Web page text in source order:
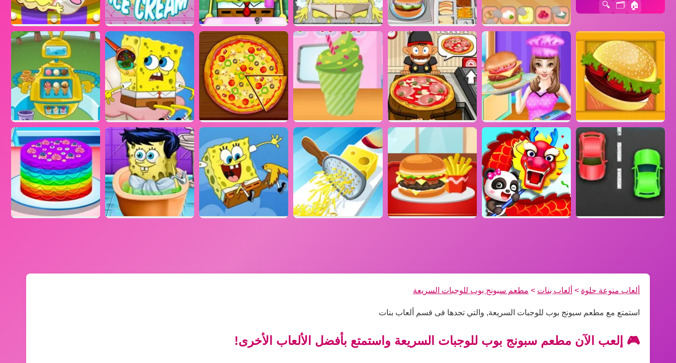
🏠
🗂️
🔍
ألعاب منوعة حلوة > ألعاب بنات > مطعم سبونج بوب للوجبات السريعة
استمتع مع مطعم سبونج بوب للوجبات السريعة, والتي تجدها فى قسم ألعاب بنات
🎮 إلعب الآن مطعم سبونج بوب للوجبات السريعة واستمتع بأفضل الألعاب الأخرى!